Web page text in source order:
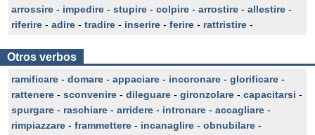
arrossire - impedire - stupire - colpire - arrostire - allestire -
riferire - adire - tradire - inserire - ferire - rattristire -
Otros verbos
ramificare - domare - appaciare - incoronare - glorificare -
rattenere - sconvenire - dileguare - gironzolare - capacitarsi -
spurgare - raschiare - arridere - intronare - accagliare -
rimpiazzare - frammettere - incanaglire - obnubilare -